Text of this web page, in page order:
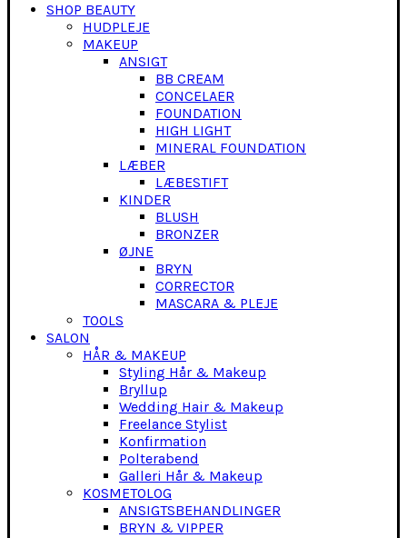
SHOP BEAUTY
HUDPLEJE
MAKEUP
ANSIGT
BB CREAM
CONCELAER
FOUNDATION
HIGH LIGHT
MINERAL FOUNDATION
LÆBER
LÆBESTIFT
KINDER
BLUSH
BRONZER
ØJNE
BRYN
CORRECTOR
MASCARA & PLEJE
TOOLS
SALON
HÅR & MAKEUP
Styling Hår & Makeup
Bryllup
Wedding Hair & Makeup
Freelance Stylist
Konfirmation
Polterabend
Galleri Hår & Makeup
KOSMETOLOG
ANSIGTSBEHANDLINGER
BRYN & VIPPER